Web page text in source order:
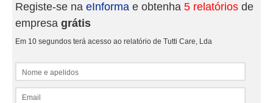
Registe-se na eInforma e obtenha 5 relatórios de
empresa grátis
Em 10 segundos terá acesso ao relatório de Tutti Care, Lda